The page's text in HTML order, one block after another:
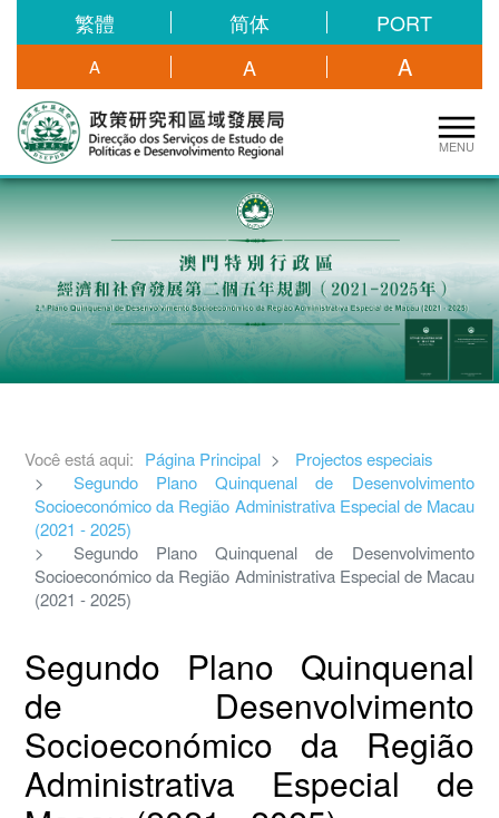
繁體 简体 PORT
A A A
MENU
Você está aqui: Página Principal
Projectos especiais
Segundo Plano Quinquenal de Desenvolvimento
Socioeconómico da Região Administrativa Especial de Macau
(2021 - 2025)
Segundo Plano Quinquenal de Desenvolvimento
Socioeconómico da Região Administrativa Especial de Macau
(2021 - 2025)
Segundo Plano Quinquenal
de Desenvolvimento
Socioeconómico da Região
Administrativa Especial de